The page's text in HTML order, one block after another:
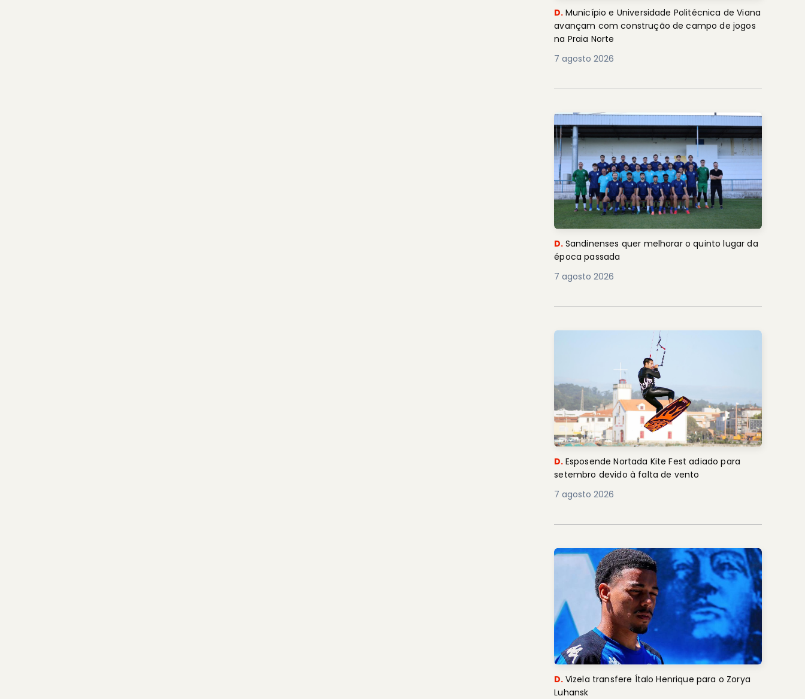
D. Município e Universidade Politécnica de Viana
avançam com construção de campo de jogos
na Praia Norte
7 agosto 2026
D. Sandinenses quer melhorar o quinto lugar da
época passada
7 agosto 2026
D. Esposende Nortada Kite Fest adiado para
setembro devido à falta de vento
7 agosto 2026
D. Vizela transfere Ítalo Henrique para o Zorya
Luhansk